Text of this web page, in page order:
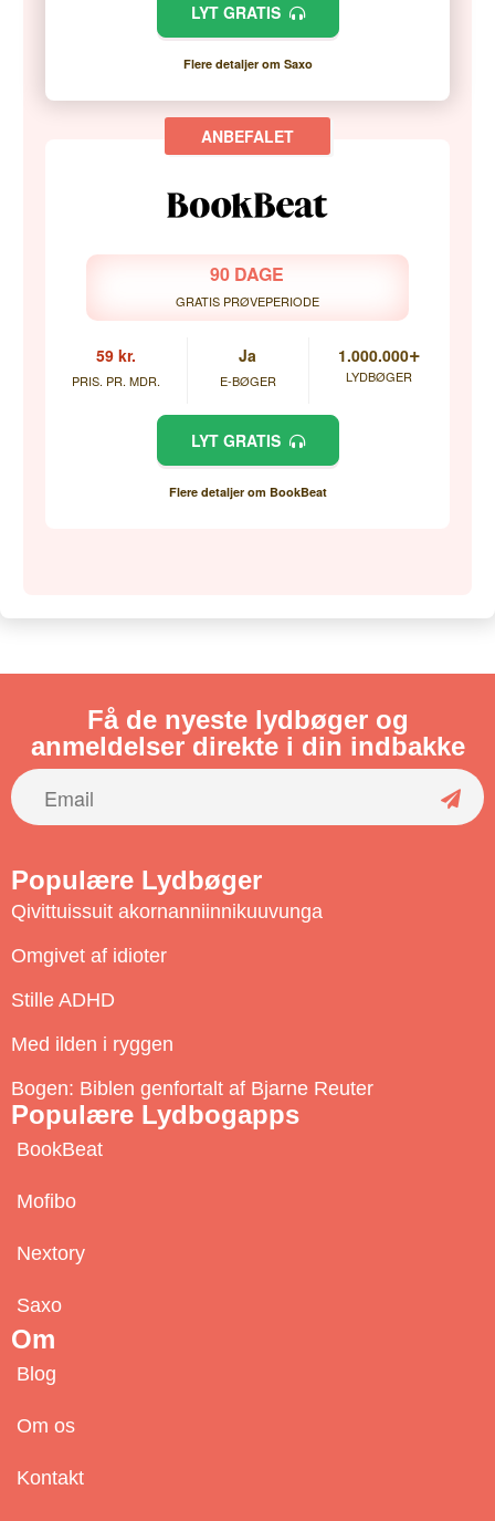
LYT GRATIS
Flere detaljer om Saxo
90 DAGE
GRATIS PRØVEPERIODE
59 kr.
PRIS. PR. MDR.
Ja
E-BØGER
1.000.000+
LYDBØGER
LYT GRATIS
Flere detaljer om BookBeat
Få de nyeste lydbøger og
anmeldelser direkte i din indbakke
S
Om
Blog
Om os
Kontakt
Populære Lydbøger
Qivittuissuit akornanniinnikuuvunga
Omgivet af idioter
Stille ADHD
Med ilden i ryggen
Bogen: Biblen genfortalt af Bjarne Reuter
Populære Lydbogapps
BookBeat
Mofibo
Nextory
Saxo